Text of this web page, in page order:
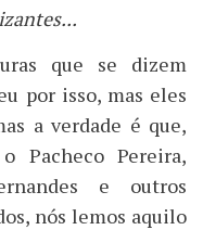
que se dizem
por isso, mas eles
a verdade é que,
Pacheco Pereira,
e outros
nós lemos aquilo